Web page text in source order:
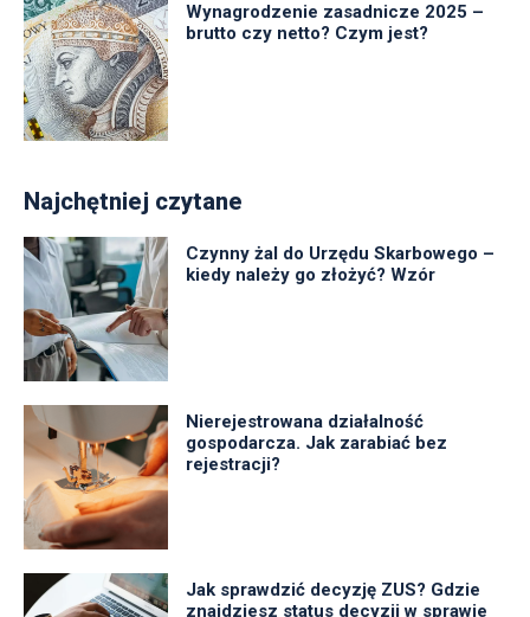
Wynagrodzenie zasadnicze 2025 –
brutto czy netto? Czym jest?
Najchętniej czytane
Czynny żal do Urzędu Skarbowego –
kiedy należy go złożyć? Wzór
Nierejestrowana działalność
gospodarcza. Jak zarabiać bez
rejestracji?
Jak sprawdzić decyzję ZUS? Gdzie
znajdziesz status decyzji w sprawie